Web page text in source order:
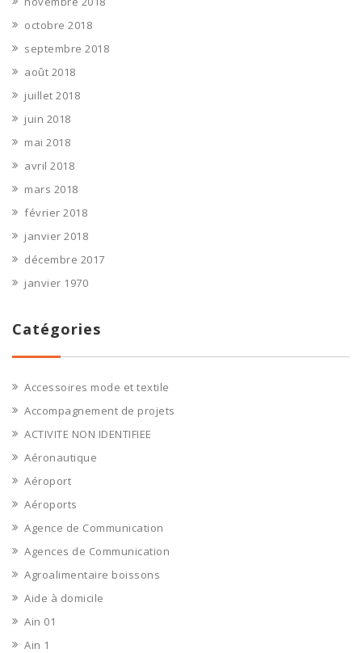
octobre 2018
septembre 2018
août 2018
juillet 2018
juin 2018
mai 2018
avril 2018
mars 2018
février 2018
janvier 2018
décembre 2017
janvier 1970
Catégories
Accessoires mode et textile
Accompagnement de projets
ACTIVITE NON IDENTIFIEE
Aéronautique
Aéroport
Aéroports
Agence de Communication
Agences de Communication
Agroalimentaire boissons
Aide à domicile
Ain 01
Ain 1